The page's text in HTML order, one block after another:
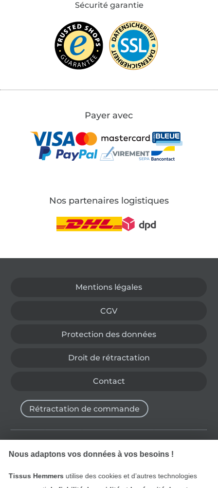
Sécurité garantie
Payer avec
Nos partenaires logistiques
Mentions légales
CGV
Protection des données
Droit de rétractation
Contact
Rétractation de commande
Trouvez plus d’idées
Nous adaptons vos données à vos besoins !
Tissus Hemmers utilise des cookies et d’autres technologies